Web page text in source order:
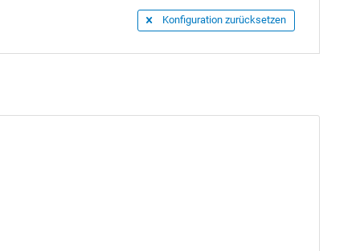
Konfiguration zurücksetzen